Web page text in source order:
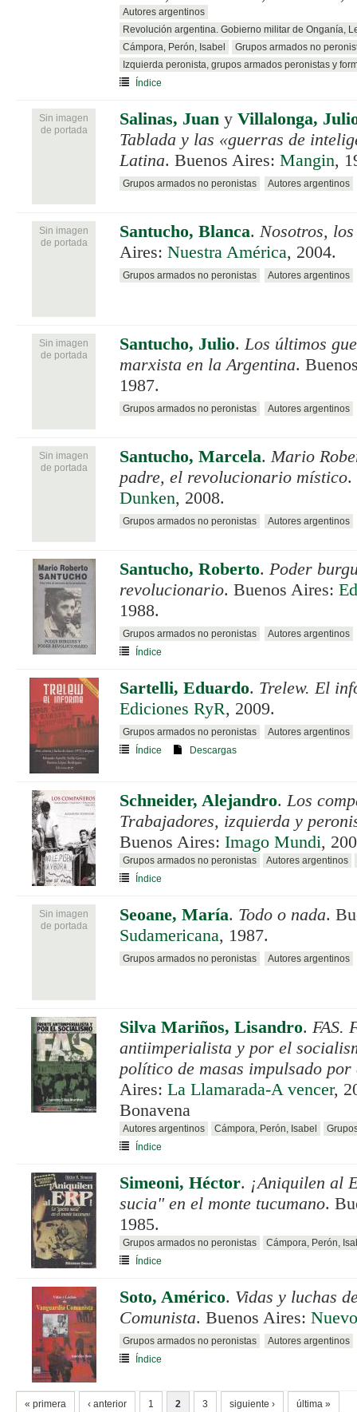
Autores argentinos
Revolución argentina. Gobierno militar de Onganía,
Cámpora, Perón, Isabel
Grupos armados no
Izquierda peronista, grupos armados peronistas y
Índice
Sin imagen
de portada
Salinas, Juan y Villalonga,
Tablada y las «guerras de
Latina. Buenos Aires: Mangin,
Grupos armados no peronistas Autores argentinos
Sin imagen
de portada
Santucho, Blanca. Nosotros,
Aires: Nuestra América, 2004.
Grupos armados no peronistas Autores argentinos
Sin imagen
de portada
Santucho, Julio. Los últimos
marxista en la Argentina.
1987.
Grupos armados no peronistas Autores argentinos
Sin imagen
de portada
Santucho, Marcela. Mario
padre, el revolucionario místico.
Dunken, 2008.
Grupos armados no peronistas Autores argentinos
Santucho, Roberto. Poder
revolucionario. Buenos Aires:
1988.
Grupos armados no peronistas
Autores argentinos
Índice
Sartelli, Eduardo. Trelew. El
Ediciones RyR, 2009.
Grupos armados no peronistas
Autores argentinos
Índice
Descargas
Schneider, Alejandro. Los
Trabajadores, izquierda y
Buenos Aires: Imago Mundi,
Grupos armados no peronistas
Autores argentinos
Índice
Sin imagen
de portada
Seoane, María. Todo o nada.
Sudamericana, 1987.
Grupos armados no peronistas Autores argentinos
Silva Mariños, Lisandro. FAS.
antiimperialista y por el
político de masas impulsado por
Aires: La Llamarada-A vencer,
Bonavena
Autores argentinos Cámpora, Perón, Isabel
Índice
Simeoni, Héctor. ¡Aniquilen al
sucia" en el monte tucumano.
1985.
Grupos armados no peronistas
Cámpora, Perón,
Índice
Soto, Américo. Vidas y luchas
Comunista. Buenos Aires:
Grupos armados no peronistas
Autores argentinos
Índice
PÁGINAS
« primera ‹ anterior 1 2 3 siguiente › última »